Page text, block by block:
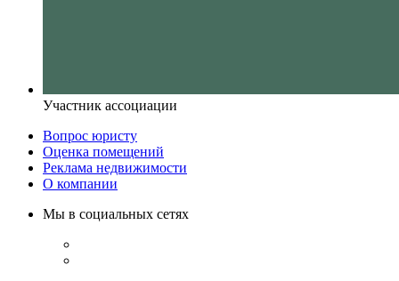
Участник ассоциации
Вопрос юристу
Оценка помещений
Реклама недвижимости
О компании
Мы в социальных сетях